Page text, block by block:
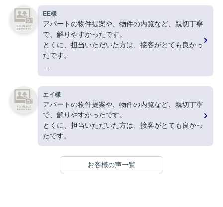
EE様
アパートの物件提案や、物件の内覧など、親切丁寧
で、解りやすかったです。
とくに、担当いただいた方は、接客がとても良かっ
たです。
ありがとうございました。
エイ様
アパートの物件提案や、物件の内覧など、親切丁寧
で、解りやすかったです。
とくに、担当いただいた方は、接客がとても良かっ
たです。
お客様の声一覧